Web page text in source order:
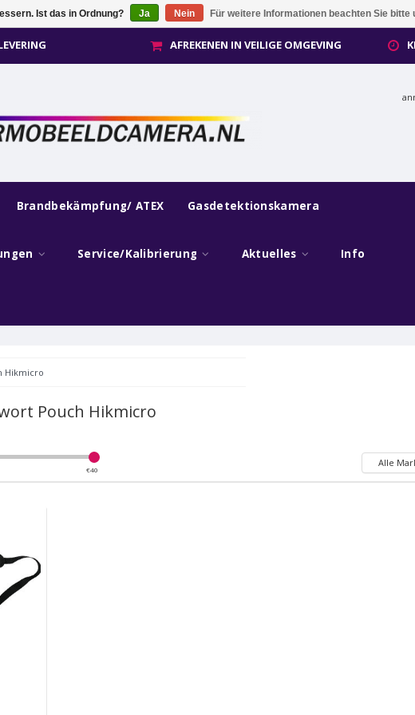
AFREKENEN IN VEILIGE OMGEVING
Brandbekämpfung/ ATEX Gasdetektionskamera
Service/Kalibrierung Aktuelles Info
Hikmicro
Pouch Hikmicro
€40
Alle
Ist das in Ordnung? Ja Nein Für weitere Informationen beachten Sie